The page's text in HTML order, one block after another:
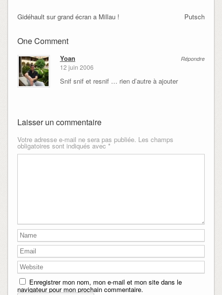
Putsch
Gidéhault sur grand écran a Millau !
One Comment
Répondre
Yoan
12 juin 2006
Snif snif et resnif … rien d’autre à ajouter
Laisser un commentaire
Votre adresse e-mail ne sera pas publiée. Les champs
obligatoires sont indiqués avec *
Enregistrer mon nom, mon e-mail et mon site dans le
navigateur pour mon prochain commentaire.